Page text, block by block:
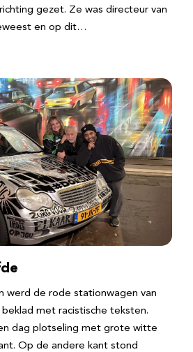
gezet. Ze was directeur van
en op dit…
werd de rode stationwagen van
met racistische teksten.
dag plotseling met grote witte
Op de andere kant stond